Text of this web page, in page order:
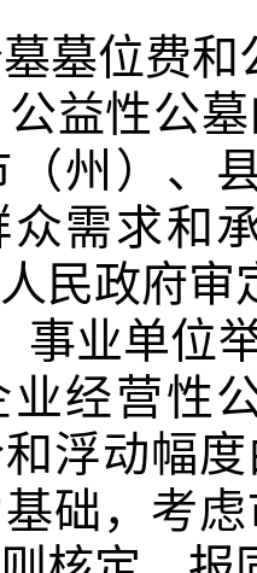
墓位费
益性公
（州）、
众需求和
民政府审
业单位
业经营性
浮动幅
础，考